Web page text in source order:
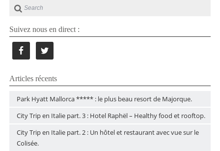
Suivez nous en direct :
Articles récents
Park Hyatt Mallorca ***** : le plus beau resort de Majorque.
City Trip en Italie part. 3 : Hotel Raphël – Healthy food et rooftop.
City Trip en Italie part. 2 : Un hôtel et restaurant avec vue sur le
Colisée.